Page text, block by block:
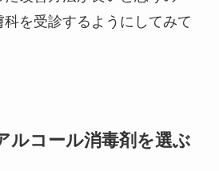
を受診するようにしてみて
ルコール消毒剤を選ぶ